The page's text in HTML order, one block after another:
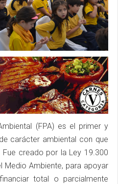
(FPA) es el primer y
carácter ambiental con que
Fue creado por la Ley 19.300
Medio Ambiente, para apoyar
total o parcialmente